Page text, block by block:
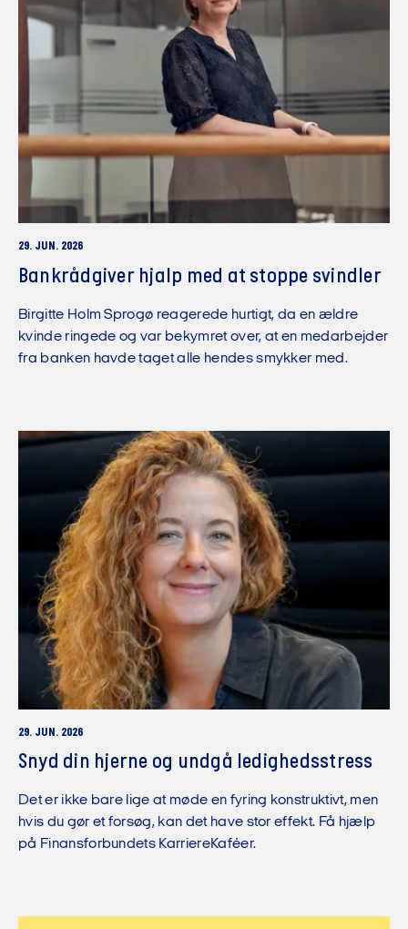
29. JUN. 2026
Bankrådgiver hjalp med at stoppe svindler
Birgitte Holm Sprogø reagerede hurtigt, da en ældre
kvinde ringede og var bekymret over, at en medarbejder
fra banken havde taget alle hendes smykker med.
29. JUN. 2026
Snyd din hjerne og undgå ledighedsstress
Det er ikke bare lige at møde en fyring konstruktivt, men
hvis du gør et forsøg, kan det have stor effekt. Få hjælp
på Finansforbundets KarriereKaféer.